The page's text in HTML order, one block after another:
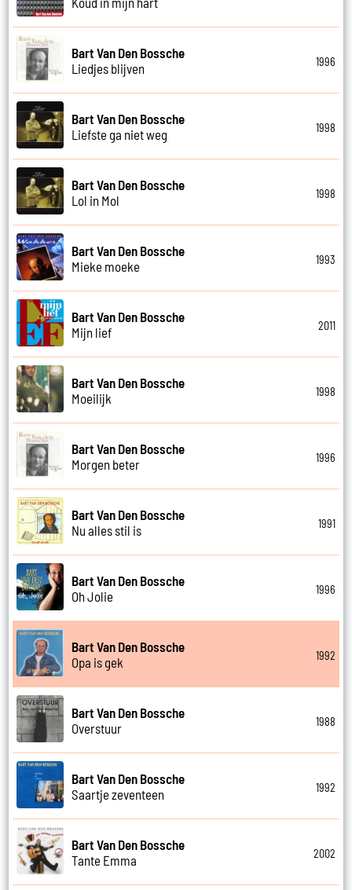
Bart Van Den Bossche
Liedjes blijven
1996
Bart Van Den Bossche
Liefste ga niet weg
1998
Bart Van Den Bossche
Lol in Mol
1998
Bart Van Den Bossche
Mieke moeke
1993
Bart Van Den Bossche
Mijn lief
2011
Bart Van Den Bossche
Moeilijk
1998
Bart Van Den Bossche
Morgen beter
1996
Bart Van Den Bossche
Nu alles stil is
1991
Bart Van Den Bossche
Oh Jolie
1996
Bart Van Den Bossche
Opa is gek
1992
Bart Van Den Bossche
Overstuur
1988
Bart Van Den Bossche
Saartje zeventeen
1992
Bart Van Den Bossche
Tante Emma
2002